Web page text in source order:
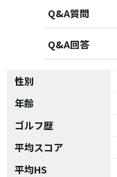
Q&A質問
Q&A回答
性別
年齢
ゴルフ歴
平均スコア
平均HS